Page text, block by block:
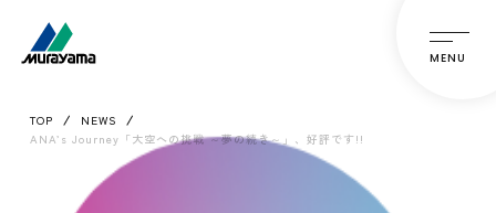
MENU
TOP
NEWS
ANA’s Journey「大空への挑戦 ～夢の続き～」、好評です!!